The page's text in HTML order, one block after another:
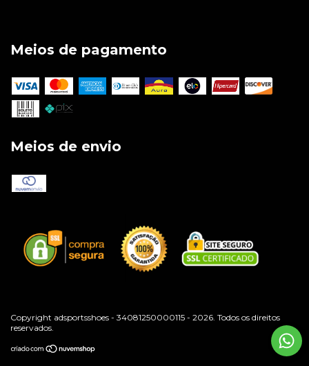
Meios de pagamento
Meios de envio
Copyright adsportsshoes - 34081250000115 - 2026. Todos os direitos
reservados.